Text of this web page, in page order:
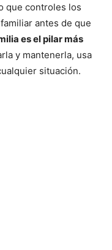
que controles los
antes de que
es el pilar más
y mantenerla, usa
situación.